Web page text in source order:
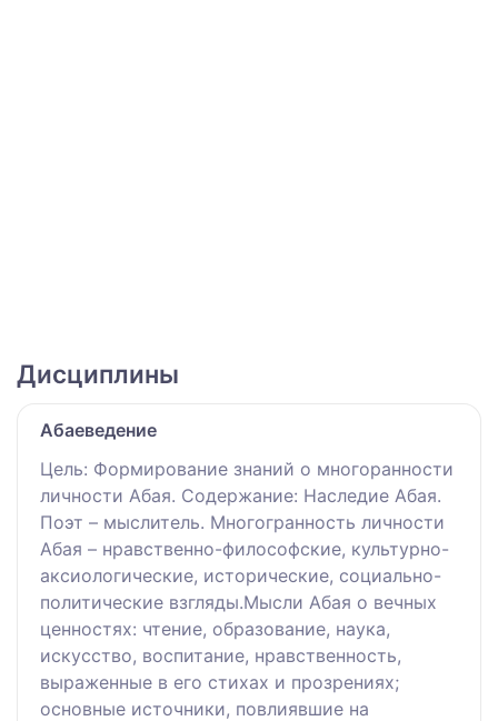
Дисциплины
Абаеведение
Цель: Формирование знаний о многоранности
личности Абая. Содержание: Наследие Абая.
Поэт – мыслитель. Многогранность личности
Абая – нравственно-философские, культурно-
аксиологические, исторические, социально-
политические взгляды.Мысли Абая о вечных
ценностях: чтение, образование, наука,
искусство, воспитание, нравственность,
выраженные в его стихах и прозрениях;
основные источники, повлиявшие на